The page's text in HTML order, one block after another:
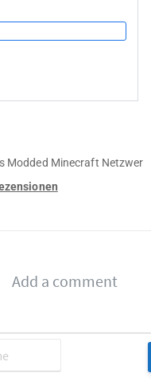
Modded Minecraft Netzwer